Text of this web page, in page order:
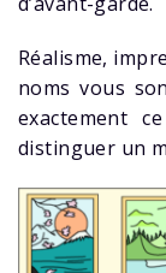
Réalisme,
noms vous
exactement
distinguer un